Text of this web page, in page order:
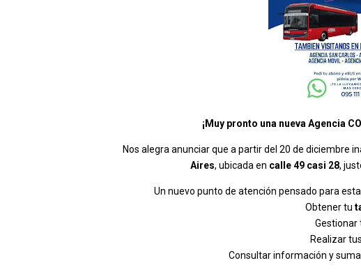
¡Muy pronto una nueva Agencia
Nos alegra anunciar que a partir del 20 de diciembre
Aires, ubicada en calle 49 casi 28,
Un nuevo punto de atención pensado para
Obtener tu
Gestionar
Realizar tus
Consultar información y